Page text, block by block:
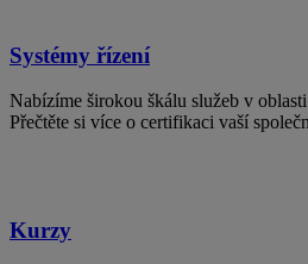
Systémy řízení
Nabízíme širokou škálu služeb v
Přečtěte si více o certifikaci vaší
Kurzy